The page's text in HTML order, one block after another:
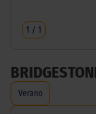
1 / 1
Verano